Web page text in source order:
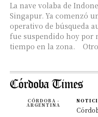
La nave volaba de
Singapur. Ya comenzó
operativo de búsqueda
fue suspendido hoy por
tiempo en la zona.
CÓRDOBA -
ARGENTINA